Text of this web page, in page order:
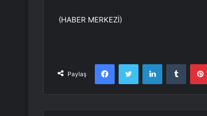
(HABER MERKEZİ)
Paylaş
FacebookTwitter LinkedInTumblr